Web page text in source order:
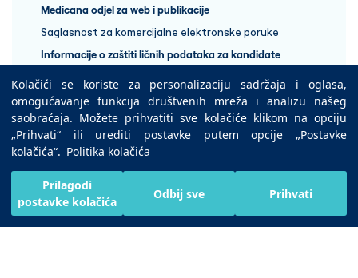
Kolačići se koriste za personalizaciju sadržaja i oglasa,
omogućavanje funkcija društvenih mreža i analizu našeg
saobraćaja. Možete prihvatiti sve kolačiće klikom na opciju
„Prihvati“ ili urediti postavke putem opcije „Postavke
kolačića“. Politika kolačića
Prilagodi
postavke kolačića
Odbij sve Prihvati
Medicana odjel za web i publikacije
Saglasnost za komercijalne elektronske poruke
Informacije o zaštiti ličnih podataka za kandidate
+387 33 848 888
Copyright © 2025 Medicana Health Group
Preuzmite na